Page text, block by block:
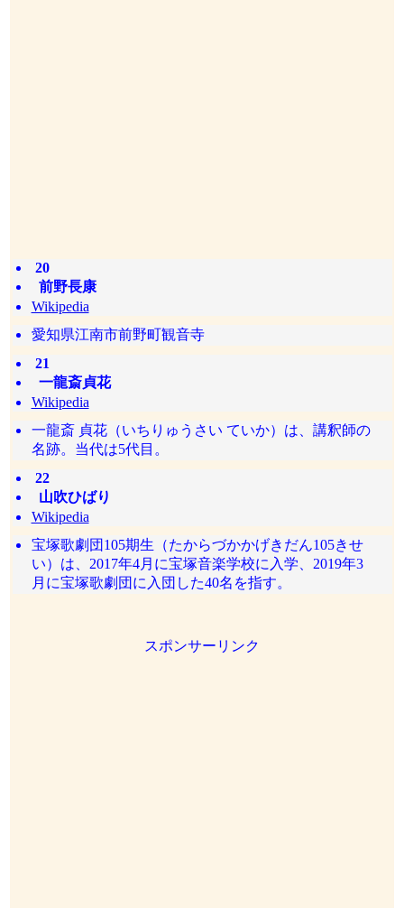
20
前野長康
Wikipedia
愛知県江南市前野町観音寺
21
一龍斎貞花
Wikipedia
一龍斎 貞花（いちりゅうさい ていか）は、講釈師の
名跡。当代は5代目。
22
山吹ひばり
Wikipedia
宝塚歌劇団105期生（たからづかかげきだん105きせ
い）は、2017年4月に宝塚音楽学校に入学、2019年3
月に宝塚歌劇団に入団した40名を指す。
スポンサーリンク